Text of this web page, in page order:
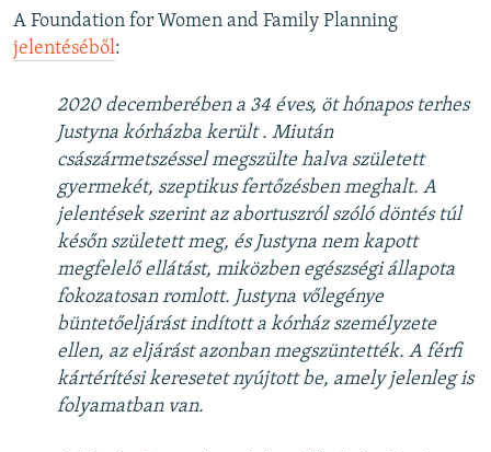
A Foundation for Women and Family Planning
jelentéséből:
2020 decemberében a 34 éves, öt hónapos terhes
Justyna kórházba került . Miután
császármetszéssel megszülte halva született
gyermekét, szeptikus fertőzésben meghalt. A
jelentések szerint az abortuszról szóló döntés túl
későn született meg, és Justyna nem kapott
megfelelő ellátást, miközben egészségi állapota
fokozatosan romlott. Justyna vőlegénye
büntetőeljárást indított a kórház személyzete
ellen, az eljárást azonban megszüntették. A férfi
kártérítési keresetet nyújtott be, amely jelenleg is
folyamatban van.